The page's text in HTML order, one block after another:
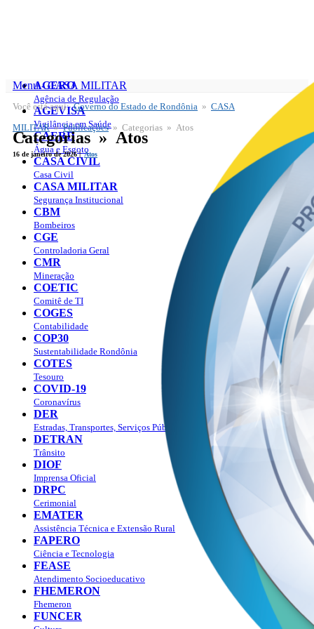
AGERO
Agência de Regulação
AGEVISA
Vigilância em Saúde
CAERD
Água e Esgoto
CASA CIVIL
Casa Civil
CASA MILITAR
Segurança Institucional
CBM
Bombeiros
CGE
Controladoria Geral
CMR
Mineração
COETIC
Comitê de TI
COGES
Contabilidade
COP30
Sustentabilidade Rondônia
COTES
Tesouro
COVID-19
Coronavírus
DER
Estradas, Transportes, Serviços Públicos
DETRAN
Trânsito
DIOF
Imprensa Oficial
DRPC
Cerimonial
EMATER
Assistência Técnica e Extensão Rural
FAPERO
Ciência e Tecnologia
FEASE
Atendimento Socioeducativo
FHEMERON
Fhemeron
FUNCER
Menu - CASA MILITAR
CASA MILITAR
Publicações
Você está aqui:Governo do Estado de Rondônia » CASA
MILITAR»Publicações» Categorias » Atos
Categorias » Atos
16 de janeiro de 2026 |Atos